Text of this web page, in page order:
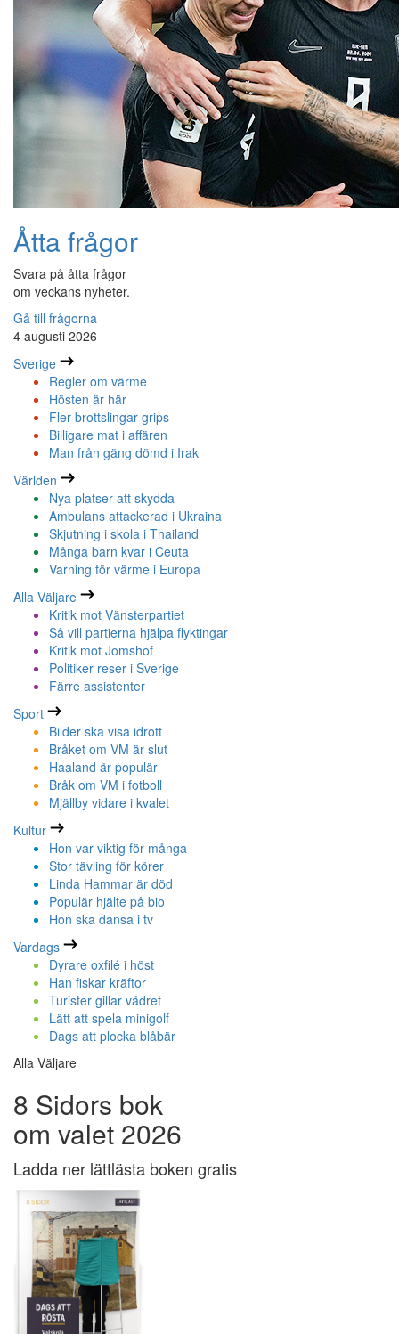
Åtta frågor
Svara på åtta frågor
om veckans nyheter.
Gå till frågorna
4 augusti 2026
Sverige
Regler om värme
Hösten är här
Fler brottslingar grips
Billigare mat i affären
Man från gäng dömd i Irak
Världen
Nya platser att skydda
Ambulans attackerad i Ukraina
Skjutning i skola i Thailand
Många barn kvar i Ceuta
Varning för värme i Europa
Alla Väljare
Kritik mot Vänsterpartiet
Så vill partierna hjälpa flyktingar
Kritik mot Jomshof
Politiker reser i Sverige
Färre assistenter
Sport
Bilder ska visa idrott
Bråket om VM är slut
Haaland är populär
Bråk om VM i fotboll
Mjällby vidare i kvalet
Kultur
Hon var viktig för många
Stor tävling för körer
Linda Hammar är död
Populär hjälte på bio
Hon ska dansa i tv
Vardags
Dyrare oxfilé i höst
Han fiskar kräftor
Turister gillar vädret
Lätt att spela minigolf
Dags att plocka blåbär
Alla Väljare
8 Sidors bok
om valet 2026
Ladda ner lättlästa boken gratis